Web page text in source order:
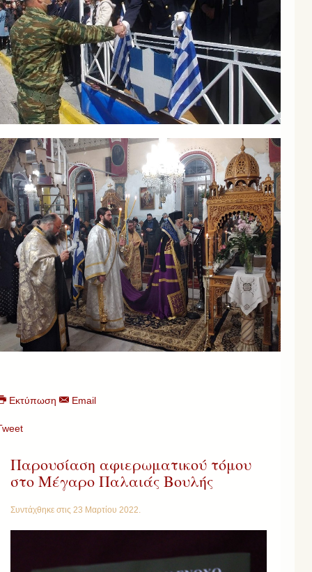
Εκτύπωση Email
Παρουσίαση αφιερωματικού τόμου
στο Μέγαρο Παλαιάς Βουλής
Συντάχθηκε στις 23 Μαρτίου 2022